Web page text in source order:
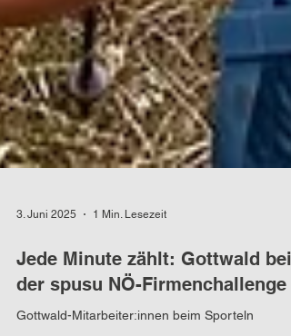
3. Juni 2025 1 Min. Lesezeit
Jede Minute zählt: Gottwald bei
der spusu NÖ-Firmenchallenge